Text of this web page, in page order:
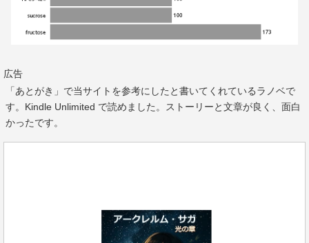
広告
「あとがき」で当サイトを参考にしたと書いてくれているラノベで
す。Kindle Unlimited で読めました。ストーリーと文章が良く、面白
かったです。